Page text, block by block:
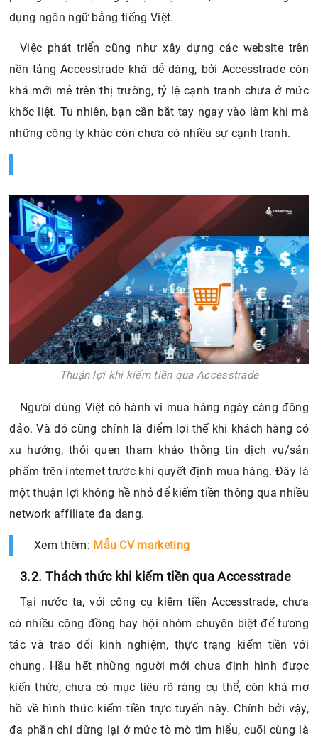
dụng ngôn ngữ bằng tiếng Việt.
Việc phát triển cũng như xây dựng các website trên
nền tảng Accesstrade khá dễ dàng, bởi Accesstrade còn
khá mới mẻ trên thị trường, tỷ lệ cạnh tranh chưa ở mức
khốc liệt. Tu nhiên, bạn cần bắt tay ngay vào làm khi mà
những công ty khác còn chưa có nhiều sự cạnh tranh.
Thuận lợi khi kiếm tiền qua Accesstrade
Người dùng Việt có hành vi mua hàng ngày càng đông
đảo. Và đó cũng chính là điểm lợi thế khi khách hàng có
xu hướng, thói quen tham khảo thông tin dịch vụ/sản
phẩm trên internet trước khi quyết định mua hàng. Đây là
một thuận lợi không hề nhỏ để kiếm tiền thông qua nhiều
network affiliate đa dang.
Xem thêm: Mẫu CV marketing
3.2. Thách thức khi kiếm tiền qua Accesstrade
Tại nước ta, với công cụ kiếm tiền Accesstrade, chưa
có nhiều cộng đồng hay hội nhóm chuyên biệt để tương
tác và trao đổi kinh nghiệm, thực trạng kiếm tiền với
chung. Hầu hết những người mới chưa định hình được
kiến thức, chưa có mục tiêu rõ ràng cụ thể, còn khá mơ
hồ về hình thức kiếm tiền trực tuyến này. Chính bởi vậy,
đa phần chỉ dừng lại ở mức tò mò tìm hiểu, cuối cùng là